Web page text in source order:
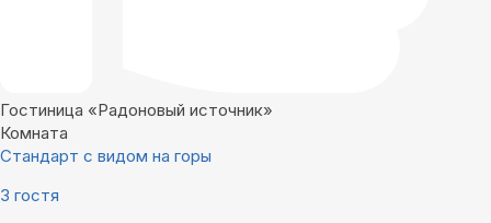
Гостиница «Радоновый источник»
Комната
Стандарт с видом на горы
3 гостя